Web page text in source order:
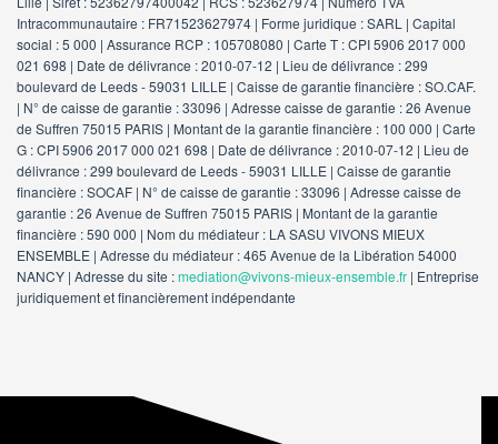
Intracommunautaire : FR71523627974 | Forme juridique : SARL | Capital
social : 5 000 | Assurance RCP : 105708080 | Carte T : CPI 5906 2017 000
021 698 | Date de délivrance : 2010-07-12 | Lieu de délivrance : 299
boulevard de Leeds - 59031 LILLE | Caisse de garantie financière : SO.CAF.
| N° de caisse de garantie : 33096 | Adresse caisse de garantie : 26 Avenue
de Suffren 75015 PARIS | Montant de la garantie financière : 100 000 | Carte
G : CPI 5906 2017 000 021 698 | Date de délivrance : 2010-07-12 | Lieu de
délivrance : 299 boulevard de Leeds - 59031 LILLE | Caisse de garantie
financière : SOCAF | N° de caisse de garantie : 33096 | Adresse caisse de
garantie : 26 Avenue de Suffren 75015 PARIS | Montant de la garantie
financière : 590 000 | Nom du médiateur : LA SASU VIVONS MIEUX
ENSEMBLE | Adresse du médiateur : 465 Avenue de la Libération 54000
NANCY | Adresse du site :mediation@vivons-mieux-ensemble.fr | Entreprise
juridiquement et financièrement indépendante